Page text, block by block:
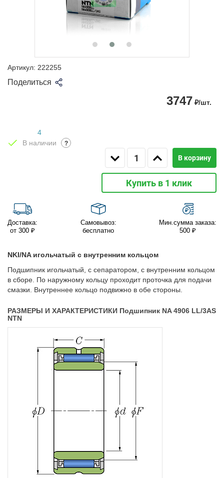
Артикул: 222255
Поделиться
3747 ₽/шт.
4
В наличии
?
В корзину
Купить в 1 клик
Доставка:
от 300 ₽
Самовывоз:
бесплатно
Мин.сумма заказа:
500 ₽
NKI/NA игольчатый с внутренним кольцом
Подшипник игольчатый, с сепаратором, с внутренним кольцом
в сборе. По наружному кольцу проходит проточка для подачи
смазки. Внутреннее кольцо подвижно в обе стороны.
РАЗМЕРЫ И ХАРАКТЕРИСТИКИ Подшипник NA 4906 LL/3AS
NTN